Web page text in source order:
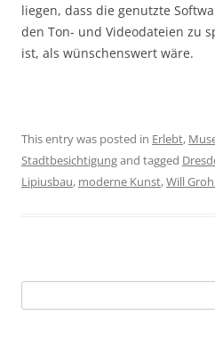
liegen, dass die genutzte
den Ton- und Videodateien zu
ist, als wünschenswert wäre.
This entry was posted in Erlebt,
Stadtbesichtigungand tagged
Lipiusbau, moderne Kunst,Will
for: